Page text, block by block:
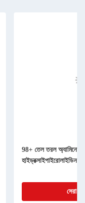
98+ তেল তরল অ্যামিনো
সেরা